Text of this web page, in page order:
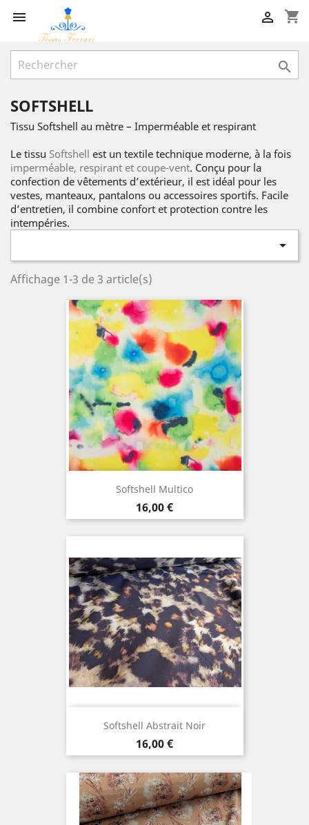
 shopping_cart


SOFTSHELL
Tissu Softshell au mètre – Imperméable et respirant
Le tissu Softshell est un textile technique moderne, à la fois
imperméable, respirant et coupe-vent. Conçu pour la
confection de vêtements d’extérieur, il est idéal pour les
vestes, manteaux, pantalons ou accessoires sportifs. Facile
d’entretien, il combine confort et protection contre les
intempéries.

Affichage 1-3 de 3 article(s)
Softshell Multico
Prix
16,00 €
Softshell Abstrait Noir
Prix
16,00 €